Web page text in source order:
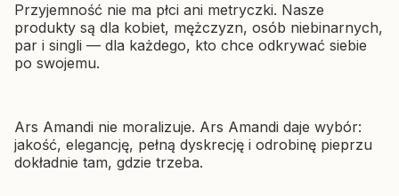
Przyjemność nie ma płci ani metryczki. Nasze
produkty są dla kobiet, mężczyzn, osób niebinarnych,
par i singli — dla każdego, kto chce odkrywać siebie
po swojemu.
Ars Amandi nie moralizuje. Ars Amandi daje wybór:
jakość, elegancję, pełną dyskrecję i odrobinę pieprzu
dokładnie tam, gdzie trzeba.